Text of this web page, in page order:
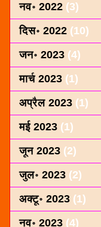
नव॰ 2022 (3)
दिस॰ 2022 (10)
जन॰ 2023 (4)
मार्च 2023 (1)
अप्रैल 2023 (1)
मई 2023 (1)
जून 2023 (2)
जुल॰ 2023 (2)
अक्टू॰ 2023 (1)
नव॰ 2023 (4)